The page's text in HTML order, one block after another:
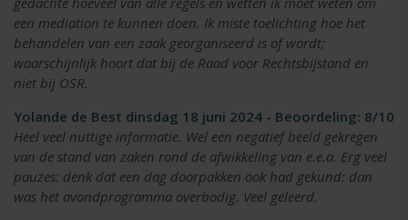
een mediation te kunnen doen. Ik miste toelichting hoe het
behandelen van een zaak georganiseerd is of wordt;
waarschijnlijk hoort dat bij de Raad voor Rechtsbijstand en
niet bij OSR.
Yolande de Best dinsdag 18 juni 2024 - Beoordeling: 8/10
Heel veel nuttige informatie. Wel een negatief beeld gekregen
van de stand van zaken rond de afwikkeling van e.e.a. Erg veel
pauzes: denk dat een dag doorpakken ook had gekund: dan
was het avondprogramma overbodig. Veel geleerd.